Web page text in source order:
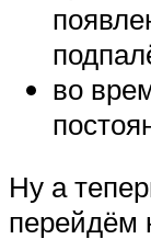
во
Ну а
перейдём